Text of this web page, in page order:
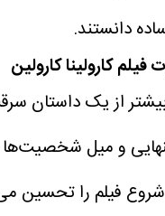
دانستند.
کارولینا کارولین
بیشتر از یک داستان
و میل شخصیت‌ها
فیلم را تحسین